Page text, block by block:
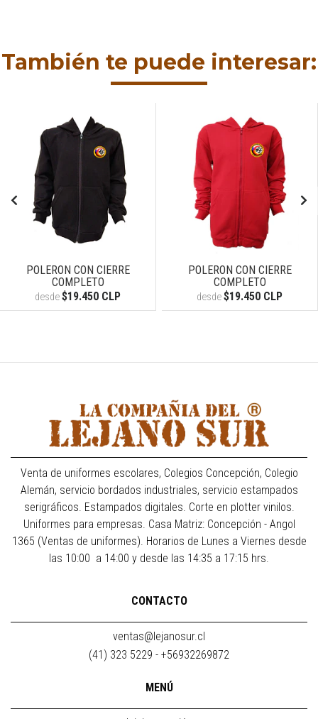
También te puede interesar:
POLERON CON CIERRE
COMPLETO
desde$19.450 CLP
POLERON CON CIERRE
COMPLETO
desde$19.450 CLP
Venta de uniformes escolares, Colegios Concepción, Colegio
Alemán, servicio bordados industriales, servicio estampados
serigráficos. Estampados digitales. Corte en plotter vinilos.
Uniformes para empresas. Casa Matriz: Concepción - Angol
1365 (Ventas de uniformes). Horarios de Lunes a Viernes desde
las 10:00 a 14:00 y desde las 14:35 a 17:15 hrs.
CONTACTO
ventas@lejanosur.cl
(41) 323 5229 - +56932269872
MENÚ